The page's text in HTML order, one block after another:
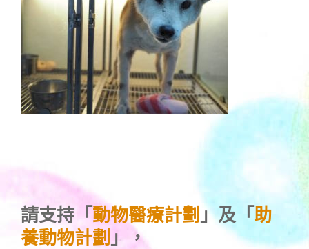
請支持「 動物醫療計劃 」及「 助
養動物計劃 」，